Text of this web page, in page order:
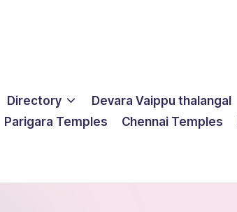
Directory Devara Vaippu thalangal
Parigara Temples Chennai Temples